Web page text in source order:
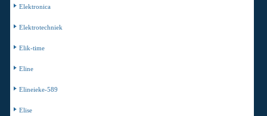
Elektronica
Elektrotechniek
Elik-time
Eline
Elineieke-589
Elise